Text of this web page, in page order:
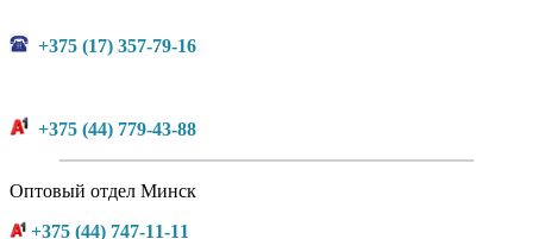
+375 (17) 357-79-16
+375 (44) 779-43-88
Оптовый отдел Минск
+375 (44) 747-11-11